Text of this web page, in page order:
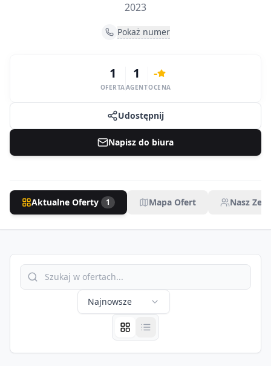
2023
Pokaż numer
1
OFERTA
1
AGENT
-
OCENA
Udostępnij
Napisz do biura
Aktualne Oferty 1 Mapa Ofert Nasz
Najnowsze